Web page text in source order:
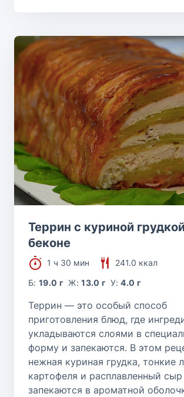
Террин с куриной
беконе
1 ч 30 мин
241.0 ккал
Б:19.0 г Ж:13.0 г У:4.0 г
Террин — это особый способ
приготовления блюд, где
укладываются слоями в
форму и запекаются. В этом
нежная куриная грудка, тонкие
картофеля и расплавленный сыр
запекаются в ароматной